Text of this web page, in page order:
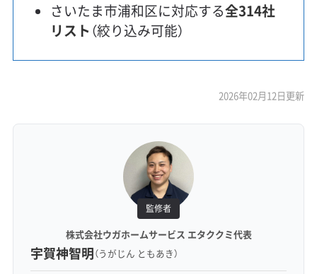
さいたま市浦和区に対応する全314社
リスト （絞り込み可能）
2026年02月12日更新
監修者
株式会社ウガホームサービス エタククミ代表
宇賀神智明（うがじん ともあき）